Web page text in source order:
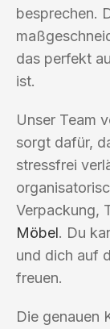
besprechen.
das perfekt
ist.
Unser Team
sorgt dafür,
stressfrei
Verpackung,
Möbel. Du
und dich auf
freuen.
Die genauen